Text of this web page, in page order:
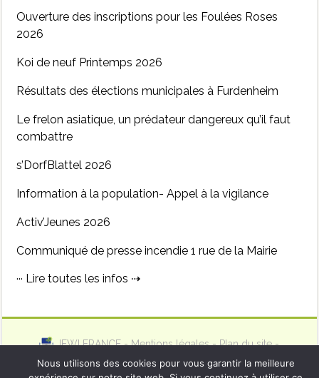
Ouverture des inscriptions pour les Foulées Roses
2026
Koi de neuf Printemps 2026
Résultats des élections municipales à Furdenheim
Le frelon asiatique, un prédateur dangereux qu’il faut
combattre
s’DorfBlattel 2026
Information à la population- Appel à la vigilance
Activ’Jeunes 2026
Communiqué de presse incendie 1 rue de la Mairie
··· Lire toutes les infos ⇢
JEWI FRANCE-Mentions légales-Plan du site-
Wordpress
Nous utilisons des cookies pour vous garantir la meilleure